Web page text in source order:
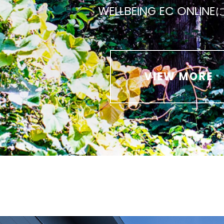
WELLBEING EC ONLINE
VIEW MORE